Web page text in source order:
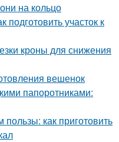
на кольцо
подготовить участок к
кроны для снижения
вешенок
папоротниками:
как приготовить